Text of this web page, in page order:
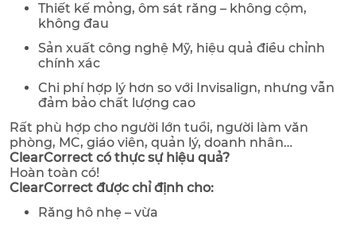
Thiết kế mỏng, ôm sát răng – không cộm,
không đau
Sản xuất công nghệ Mỹ, hiệu quả điều chỉnh
chính xác
Chi phí hợp lý hơn so với Invisalign, nhưng vẫn
đảm bảo chất lượng cao
Rất phù hợp cho người lớn tuổi, người làm văn
phòng, MC, giáo viên, quản lý, doanh nhân…
ClearCorrect có thực sự hiệu quả?
Hoàn toàn có!
ClearCorrect được chỉ định cho:
Răng hô nhẹ – vừa